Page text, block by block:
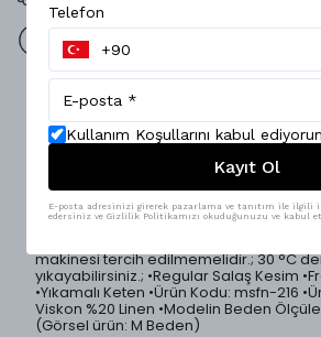
14 gün içinde iade değişim
Ürün Açıklaması
Hafifliği ve yumuşak dokusuyla öne
gömlek, Kendine özgü deseninin
Basic tasarımı, klasik ve modern tarzı
kesimiyle özgürce hareket etmeni ve
sağlar.; 5 farklı renk seçeneği ile geniş
sunar.; •Ürünlerimiz Mesfeno markası
makinesi tercih edilmemelidir.; 30 °C
yıkayabilirsiniz.; •Regular Salaş Kesim
•Yıkamalı Keten •Ürün Kodu: msfn-216
Viskon %20 Linen •Modelin Beden
(Görsel ürün: M Beden)
Telefon
Kullanım Koşullarını kabul
Kayıt Ol
E-posta adresinizi girerek pazarlama ve tanıtım ile ilgili
edersiniz ve Gizlilik Politikamızı okuduğunuzu ve kabul